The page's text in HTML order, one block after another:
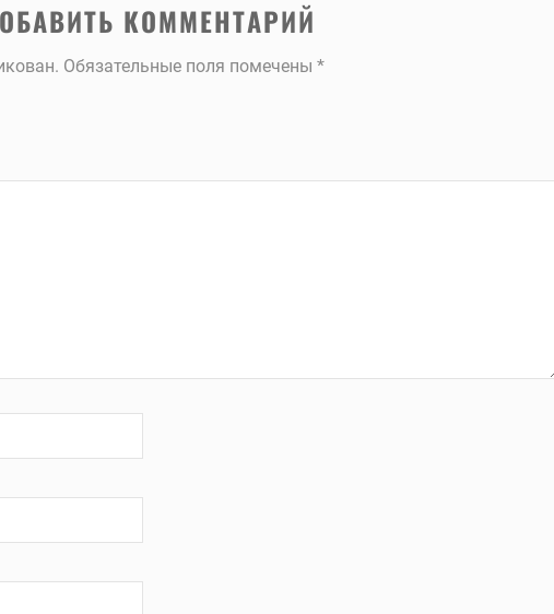
КОММЕНТАРИЙ
Обязательные поля помечены *